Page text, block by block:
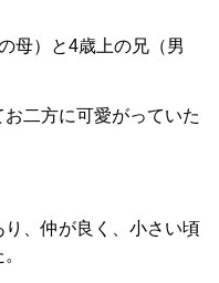
母）と4歳上の兄（男
二方に可愛がっていた
、仲が良く、小さい頃